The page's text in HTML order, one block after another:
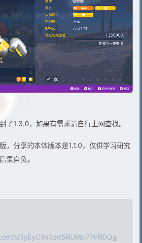
了1.3.0，如果有需求请自行上网查找。
，分享的本体版本是1.1.0，仅供学习研究
果自负。
s/1yEyC9s0zd5RLMbi77nRDQg